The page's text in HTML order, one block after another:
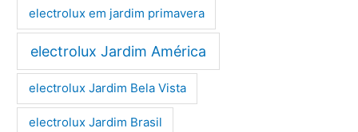
electrolux em jardim primavera
electrolux Jardim América
electrolux Jardim Bela Vista
electrolux Jardim Brasil